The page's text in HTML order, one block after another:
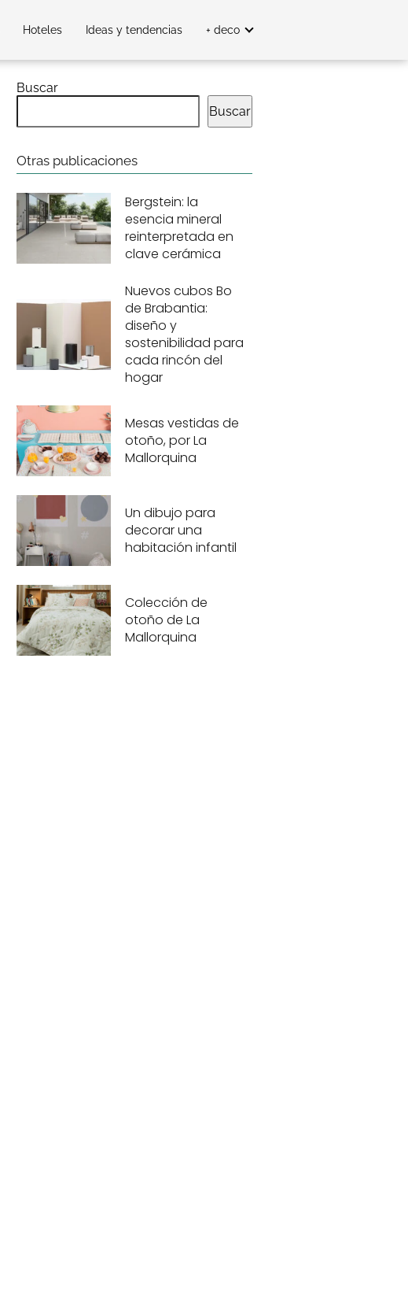
Hoteles Ideas y tendencias + deco
Buscar
Buscar
Otras publicaciones
Bergstein: la
esencia mineral
reinterpretada en
clave cerámica
Nuevos cubos Bo
de Brabantia:
diseño y
sostenibilidad para
cada rincón del
hogar
Mesas vestidas de
otoño, por La
Mallorquina
Un dibujo para
decorar una
habitación infantil
Colección de
otoño de La
Mallorquina